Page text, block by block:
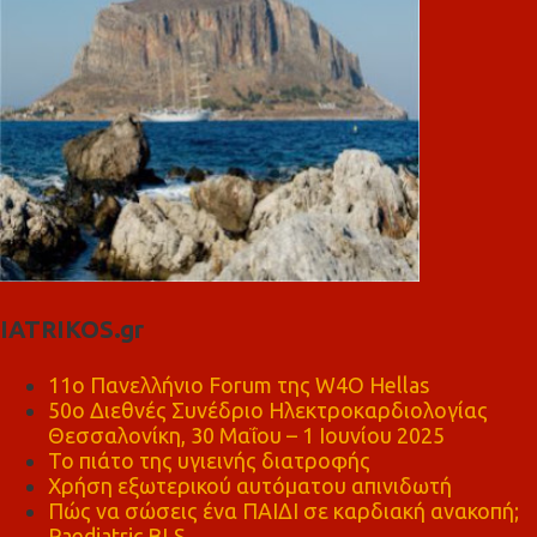
IATRIKOS.gr
11ο Πανελλήνιο Forum της W4O Hellas
50ο Διεθνές Συνέδριο Ηλεκτροκαρδιολογίας
Θεσσαλονίκη, 30 Μαΐου – 1 Ιουνίου 2025
Το πιάτο της υγιεινής διατροφής
Χρήση εξωτερικού αυτόματου απινιδωτή
Πώς να σώσεις ένα ΠΑΙΔΙ σε καρδιακή ανακοπή;